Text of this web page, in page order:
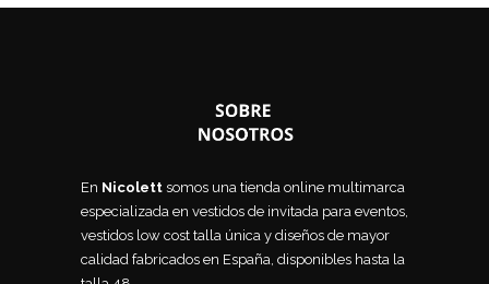
En Nicolett somos una tienda online multimarca
especializada en vestidos de invitada para eventos,
vestidos low cost talla única y diseños de mayor
calidad fabricados en España, disponibles hasta la